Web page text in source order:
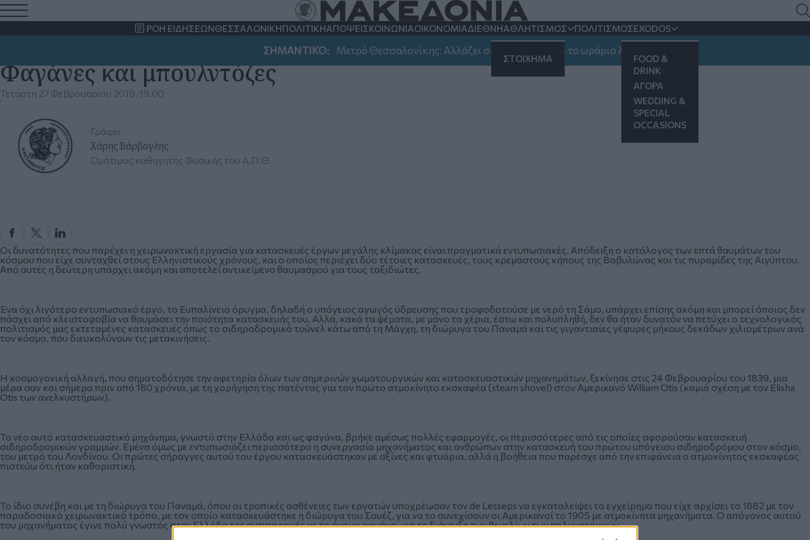
ΡΟΗ ΕΙΔΗΣΕΩΝΘΕΣΣΑΛΟΝΙΚΗΠΟΛΙΤΙΚΗΑΠΟΨΕΙΣΚΟΙΝΩΝΙΑΟΙΚΟΝΟΜΙΑΔΙΕΘΝΗΑΘΛΗΤΙΣΜΟΣ
ΣΤΟΙΧΗΜΑ
ΠΟΛΙΤΙΣΜΟΣEXODOS
FOOD &
DRINK
ΑΓΟΡΑ
WEDDING &
SPECIAL
OCCASIONS
ΣΗΜΑΝΤΙΚΟ: Μετρό Θεσσαλονίκης: Αλλάζει σήμερα και αύριο το ωράριο λειτουργίας
Φαγάνες και μπουλντόζες
Τετάρτη 27 Φεβρουαρίου 2019, 19:00
Γράφει
Χάρης Βάρβογλης
Oμότιμος καθηγητής Φυσικής του Α.Π.Θ.
Οι δυνατότητες που παρέχει η χειρωνακτική εργασία για κατασκευές έργων μεγάλης κλίμακας είναι πραγματικά εντυπωσιακές. Απόδειξη ο κατάλογος των επτά θαυμάτων του
κόσμου που είχε συνταχθεί στους Ελληνιστικούς χρόνους, και ο οποίος περιέχει δύο τέτοιες κατασκευές, τους κρεμαστούς κήπους της Βαβυλώνας και τις πυραμίδες της Αιγύπτου.
Από αυτές η δεύτερη υπάρχει ακόμη και αποτελεί αντικείμενο θαυμασμού για τους ταξιδιώτες.
Ένα όχι λιγότερο εντυπωσιακό έργο, το Ευπαλίνειο όρυγμα, δηλαδή ο υπόγειος αγωγός ύδρευσης που τροφοδοτούσε με νερό τη Σάμο, υπάρχει επίσης ακόμη και μπορεί όποιος δεν
πάσχει από κλειστοφοβία να θαυμάσει την ποιότητα κατασκευής του. Αλλά, κακά τα ψέματα, με μόνο τα χέρια, έστω και πολυπληθή, δεν θα ήταν δυνατόν να πετύχει ο τεχνολογικός
πολιτισμός μας εκτεταμένες κατασκευές όπως το σιδηροδρομικό τούνελ κάτω από τη Μάγχη, τη διώρυγα του Παναμά και τις γιγαντιαίες γέφυρες μήκους δεκάδων χιλιομέτρων ανά
τον κόσμο, που διευκολύνουν τις μετακινήσεις.
Η κοσμογονική αλλαγή, που σηματοδότησε την αφετηρία όλων των σημερινών χωματουργικών και κατασκευαστικών μηχανημάτων, ξεκίνησε στις 24 Φεβρουαρίου του 1839, μια
μέρα σαν και σήμερα πριν από 180 χρόνια, με τη χορήγηση της πατέντας για τον πρώτο ατμοκίνητο εκσκαφέα (steam shovel) στον Αμερικανό William Otis (καμιά σχέση με τον Elisha
Otis των ανελκυστήρων).
Το νέο αυτό κατασκευαστικό μηχάνημα, γνωστό στην Ελλάδα και ως φαγάνα, βρήκε αμέσως πολλές εφαρμογές, οι περισσότερες από τις οποίες αφορούσαν κατασκευή
σιδηροδρομικών γραμμών. Εμένα όμως με εντυπωσιάζει περισσότερο η συνεργασία μηχανήματος και ανθρώπων στην κατασκευή του πρώτου υπόγειου σιδηροδρόμου στον κόσμο,
του μετρό του Λονδίνου. Οι πρώτες σήραγγες αυτού του έργου κατασκευάστηκαν με αξίνες και φτυάρια, αλλά η βοήθεια που παρέσχε από την επιφάνεια ο ατμοκίνητος εκσκαφέας
πιστεύω ότι ήταν καθοριστική.
Το ίδιο συνέβη και με τη διώρυγα του Παναμά, όπου οι τροπικές ασθένειες των εργατών υποχρέωσαν τον de Lesseps να εγκαταλείψει το εγχείρημα που είχε αρχίσει το 1882 με τον
παραδοσιακό χειρωνακτικό τρόπο, με τον οποίο κατασκευάστηκε η διώρυγα του Σουέζ, για να το συνεχίσουν οι Αμερικανοί το 1905 με ατμοκίνητα μηχανήματα. Ο απόγονος αυτού
του μηχανήματος έγινε πολύ γνωστός στην Ελλάδα της αντιπαροχής με το όνομα φαγάνα, για τη διάνοιξη των θεμελίων των πολυκατοικιών.